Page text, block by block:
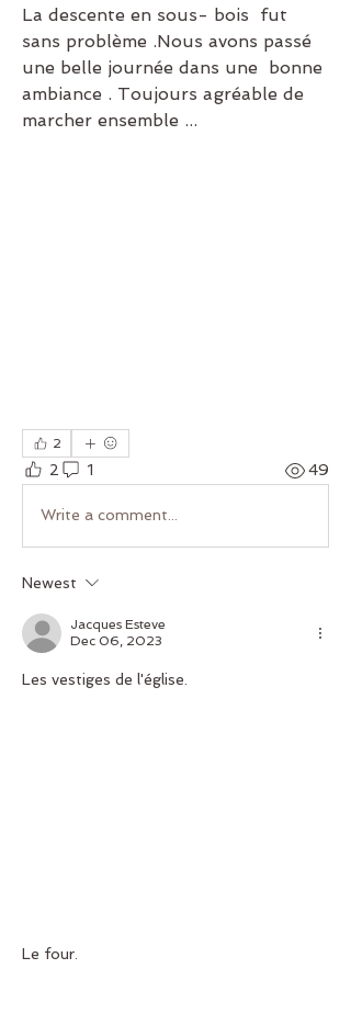
La descente en sous- bois  fut
sans problème .Nous avons passé
une belle journée dans une  bonne
ambiance . Toujours agréable de
marcher ensemble ...
2
2 1 49
Write a comment...
Newest
Jacques Esteve
Dec 06, 2023
Les vestiges de l'église.
Le four.